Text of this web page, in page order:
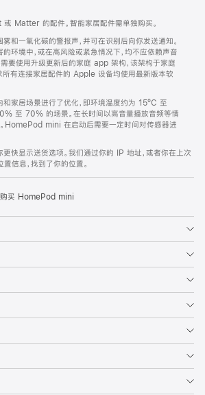
Matter 的配件。智能家居配件需单独购买。
和一氧化碳的警报声，并可在识别后向你发送通知。
环境中，或在高风险或紧急情况下，均不应依赖声音
要使用升级更新后的家庭 app 架构，该架构于家庭
所有连接家居配件的 Apple 设备均使用最新版本软
和家居场景进行了优化，即环境温度约为 15ºC 至
至 70% 的场景。在长时间以高音量播放音频等情
。HomePod mini 在启动后需要一定时间对传感器进
更快显示送货选项。我们通过你的 IP 地址，或者你在上次
信息，找到了你的位置。
购买 HomePod mini